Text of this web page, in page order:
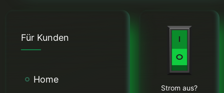
Für Kunden
Home
Strom aus?